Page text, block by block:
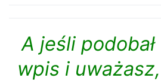
A jeśli
wpis iuważasz,